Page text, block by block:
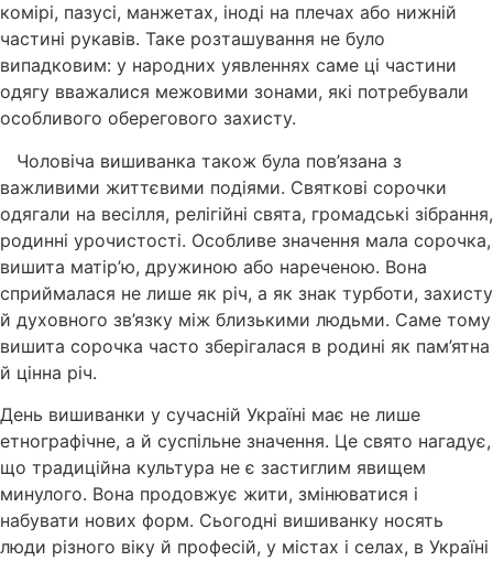
комірі, пазусі, манжетах, іноді на плечах або нижній
частині рукавів. Таке розташування не було
випадковим: у народних уявленнях саме ці частини
одягу вважалися межовими зонами, які потребували
особливого оберегового захисту.
Чоловіча вишиванка також була пов’язана з
важливими життєвими подіями. Святкові сорочки
одягали на весілля, релігійні свята, громадські зібрання,
родинні урочистості. Особливе значення мала сорочка,
вишита матір’ю, дружиною або нареченою. Вона
сприймалася не лише як річ, а як знак турботи, захисту
й духовного зв’язку між близькими людьми. Саме тому
вишита сорочка часто зберігалася в родині як пам’ятна
й цінна річ.
День вишиванки у сучасній Україні має не лише
етнографічне, а й суспільне значення. Це свято нагадує,
що традиційна культура не є застиглим явищем
минулого. Вона продовжує жити, змінюватися і
набувати нових форм. Сьогодні вишиванку носять
люди різного віку й професій, у містах і селах, в Україні